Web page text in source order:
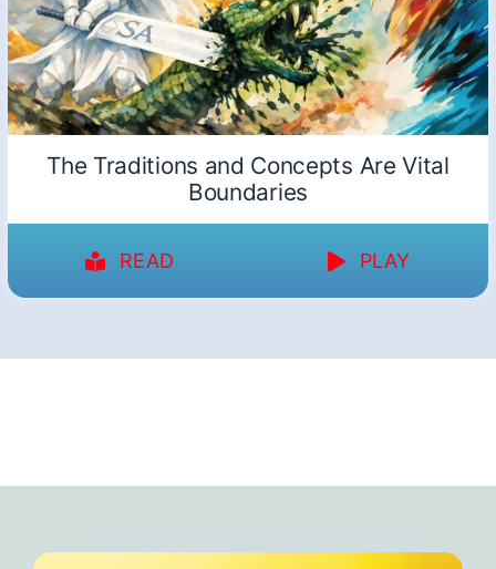
The Traditions and Concepts Are Vital
Boundaries
READ PLAY